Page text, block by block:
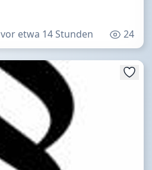
vor etwa 14 Stunden 24